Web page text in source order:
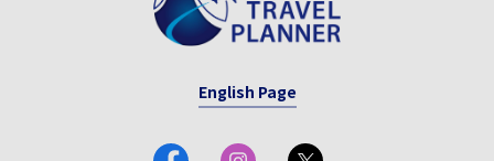
English Page